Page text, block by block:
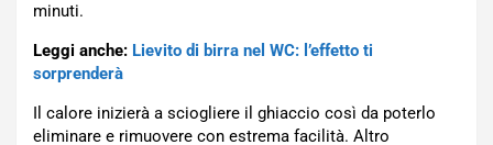
minuti.
Leggi anche: Lievito di birra nel WC: l’effetto ti
sorprenderà
Il calore inizierà a sciogliere il ghiaccio così da poterlo
eliminare e rimuovere con estrema facilità. Altro